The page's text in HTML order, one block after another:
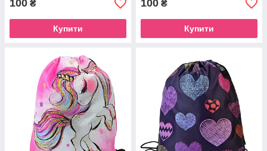
100 ₴
Купити
100 ₴
Купити